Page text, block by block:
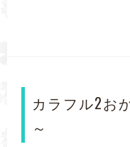
カラフル2お
～